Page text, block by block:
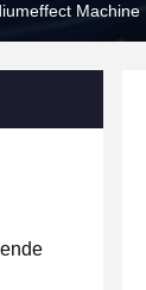
Machine